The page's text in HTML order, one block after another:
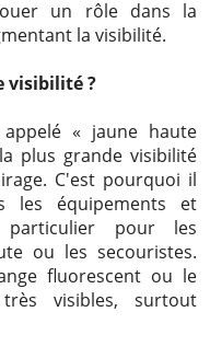
un rôle dans la
la visibilité.
visibilité ?
« jaune haute
plus grande visibilité
C'est pourquoi il
les équipements et
pour les
ou les secouristes.
fluorescent ou le
visibles, surtout